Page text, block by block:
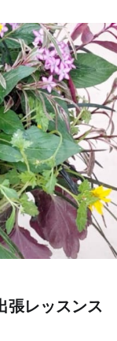
張レッスンス